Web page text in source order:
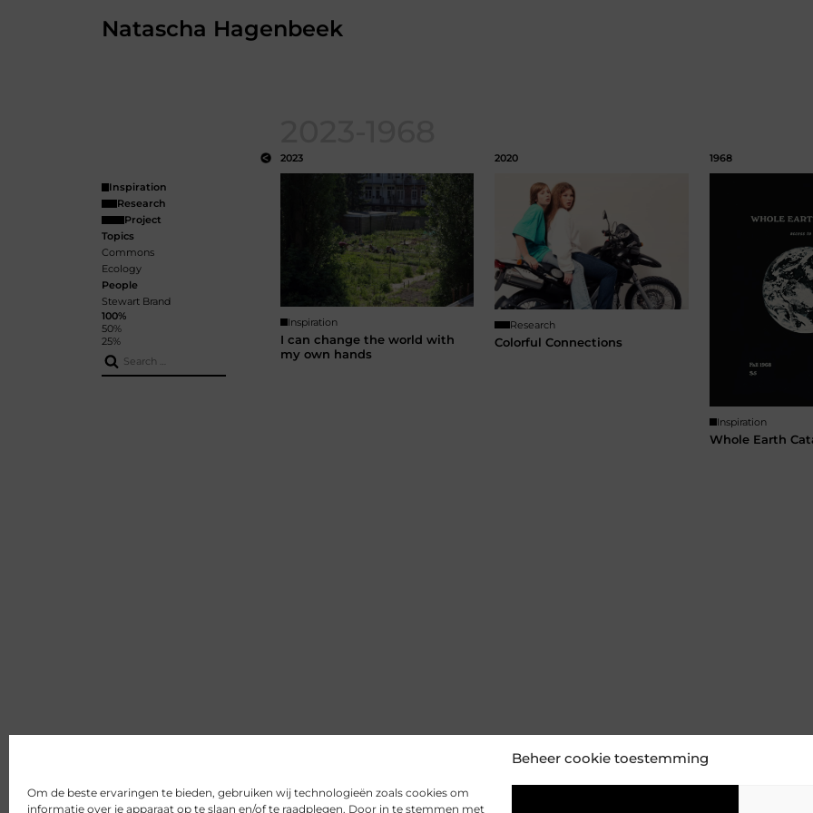
Beheer cookie toestemming
Om de beste ervaringen te bieden, gebruiken wij technologieën zoals cookies om
informatie over je apparaat op te slaan en/of te raadplegen. Door in te stemmen met
Natascha Hagenbeek
Inspiration
Research
Project
Topics
Commons
Ecology
People
Stewart Brand
100%
50%
25%
for:
2023
Inspiration
I can change the world with
my own hands
2020
Research
Colorful Connections
1968
Inspiration
Whole Earth